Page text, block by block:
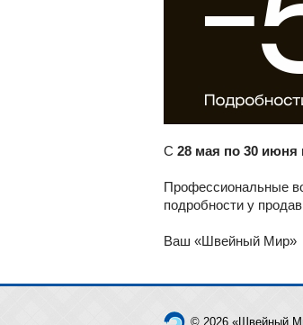
С 28 мая по 30 июня
Профессиональные
подробности у
Ваш «Швейный Мир»
© 2026 «Швейный